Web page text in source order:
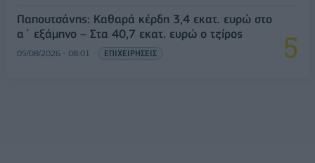
Παπουτσάνης: Καθαρά κέρδη 3,4 εκατ. ευρώ στο
α΄ εξάμηνο – Στα 40,7 εκατ. ευρώ ο τζίρος
05/08/2026 - 08:01 ΕΠΙΧΕΙΡΗΣΕΙΣ